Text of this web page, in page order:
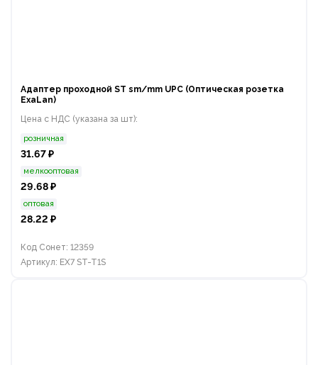
Адаптер проходной ST sm/mm UPC (Оптическая розетка
ExaLan)
Цена с НДС (указана за шт):
розничная
31.67 ₽
мелкооптовая
29.68 ₽
оптовая
28.22 ₽
Код Сонет: 12359
Артикул: EX7 ST-T1S